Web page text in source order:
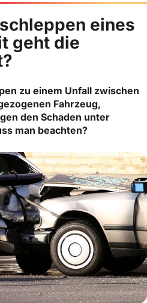
eines
geht die
zu einem Unfall zwischen
Fahrzeug,
den Schaden unter
man beachten?